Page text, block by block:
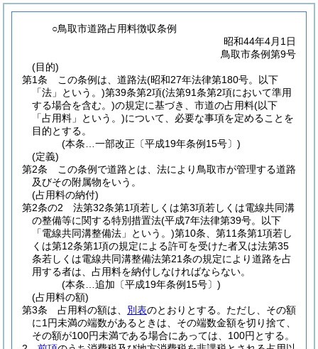
○鳥取市道路占用料徴収条例
昭和44年4月1日
鳥取市条例第9号
(目的)
第1条
この条例は、道路法(昭和27年法律第180号。以下
「法」という。)第39条第2項(法第91条第2項において準用
する場合を含む。)の規定に基づき、市道の占用料(以下
「占用料」という。)について、必要な事項を定めることを
目的とする。
(本条…一部改正〔平成19年条例15号〕)
(定義)
第2条
この条例で道路とは、法により鳥取市が管理する道路
及びその附属物をいう。
(占用料の納付)
第2条の2
法第32条第1項若しくは第3項若しくは電線共同溝
の整備等に関する特別措置法(平成7年法律第39号。以下
「電線共同溝整備法」という。)第10条、第11条第1項若し
くは第12条第1項の規定による許可を受けた者又は法第35
条若しくは電線共同溝整備法第21条の規定により道路を占
用する者は、占用料を納付しなければならない。
(本条…追加〔平成19年条例15号〕)
(占用料の額)
第3条
占用料の額は、 別表のとおりとする。 ただし、その額
に1円未満の端数があるときは、その端数金額を切り捨て、
その額が100円未満である場合にあっては、100円とする。